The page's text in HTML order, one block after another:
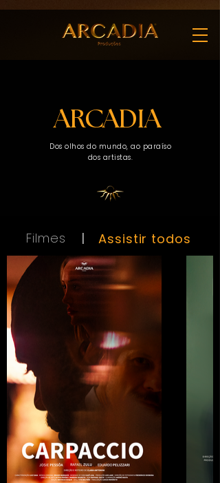
ARCADIA
Dos olhos do mundo, ao paraíso
dos artistas.
Filmes | Assistir todos